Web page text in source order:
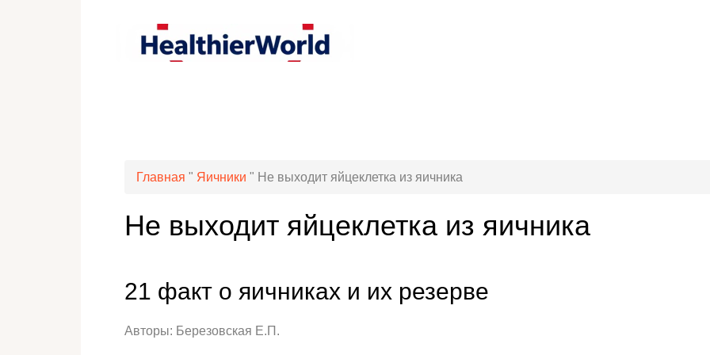
Главная " Яичники " Не выходит яйцеклетка из яичника
Не выходит яйцеклетка из яичника
21 факт о яичниках и их резерве
Авторы: Березовская Е.П.